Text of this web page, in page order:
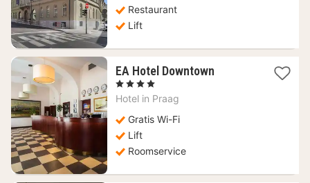
Restaurant
Lift
EA Hotel Downtown1
, 4 Sterren
Hotel in Praag
Gratis Wi-Fi
Lift
Roomservice